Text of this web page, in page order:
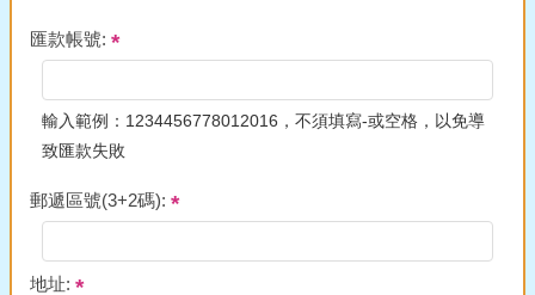
匯款帳號:
輸入範例：1234456778012016，不須填寫-或空格，以免導
致匯款失敗
郵遞區號(3+2碼):
地址: